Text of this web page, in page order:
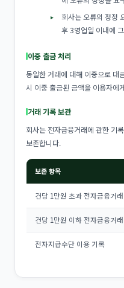
회사는 오류의 정정
후 3영업일 이내에
이중 출금 처리
동일한 거래에 대해 이중으로 대
시 이중 출금된 금액을 이용자에
거래 기록 보관
회사는 전자금융거래에 관한 기
보존합니다.
보존 항목
건당 1만원 초과 전자금융거
건당 1만원 이하 전자금융거
전자지급수단 이용 기록